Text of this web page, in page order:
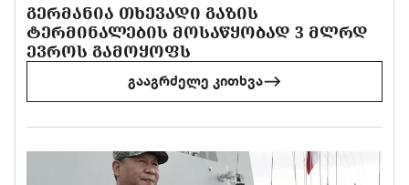
ᲒᲔᲠᲛᲐᲜᲘᲐ ᲗᲮᲔᲕᲐᲓᲘ ᲒᲐᲖᲘᲡ
ᲢᲔᲠᲛᲘᲜᲐᲚᲔᲑᲘᲡ ᲛᲝᲡᲐᲬᲧᲝᲑᲐᲓ 3 ᲛᲚᲠᲓ
ᲔᲕᲠᲝᲡ ᲒᲐᲛᲝᲧᲝᲤᲡ
გააგრძელე კითხვა